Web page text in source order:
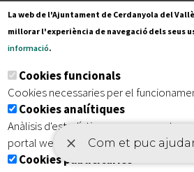
Segueix-nos a:
Subscriu-te al nostre butlletí
Inici | Avís legal | Protecció de
| Accessibilitat
La web de l'Ajuntament de Cerdanyola del
millorar l'experiència de navegació dels seus
informació.
Cookies funcionals
Cookies necessaries per el
Cookies analítiques
Anàlisis d'estadístiques que permeten
portal web
Cookies publicitàries